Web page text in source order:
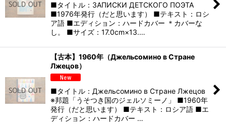
■タイトル：ЗАПИСКИ ДЕТСКОГО ПОЭТА
■1976年発行（だと思います） ■テキスト：ロシ
ア語 ■エディション：ハードカバー ＊カバーな
し。 ■サイズ：17.0cm×13.…
【古本】1960年（Джельсомино в Стране
Лжецов）
■タイトル：Джельсомино в Стране Лжецов
※邦題「うそつき国のジェルソミーノ」 ■1960年
発行（だと思います） ■テキスト：ロシア語 ■エ
ディション：ハードカバー …